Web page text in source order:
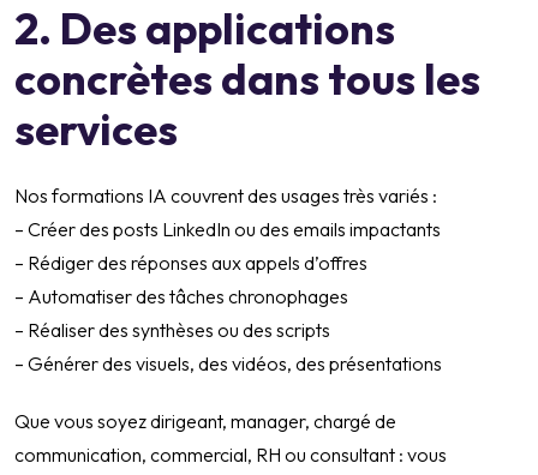
2. Des applications
concrètes dans tous les
services
Nos formations IA couvrent des usages très variés :
– Créer des posts LinkedIn ou des emails impactants
– Rédiger des réponses aux appels d’offres
– Automatiser des tâches chronophages
– Réaliser des synthèses ou des scripts
– Générer des visuels, des vidéos, des présentations
Que vous soyez dirigeant, manager, chargé de
communication, commercial, RH ou consultant : vous